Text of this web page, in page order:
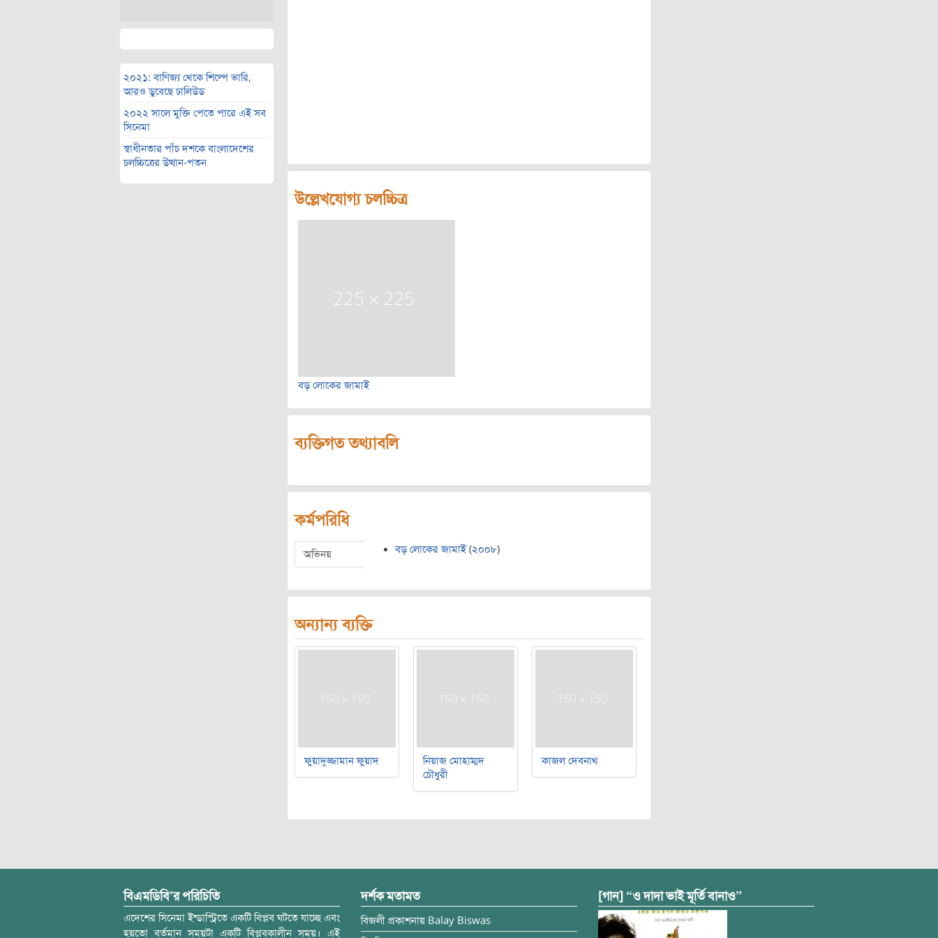
২০২১: বাণিজ্য থেকে শিল্পে ভারি,
আরও ডুবেছে ঢালিউড
২০২২ সালে মুক্তি পেতে পারে এই সব
সিনেমা
স্বাধীনতার পাঁচ দশকে বাংলাদেশের
চলচ্চিত্রের উত্থান-পতন
উল্লেখযোগ্য চলচ্চিত্র
বড় লোকের জামাই
ব্যক্তিগত তথ্যাবলি
কর্মপরিধি
অভিনয় বড় লোকের জামাই(২০০৮)
অন্যান্য ব্যক্তি
ফুয়াদুজ্জামান ফুয়াদ
নিয়াজ মোহাম্মদ
চৌধুরী
কাজল দেবনাথ
বিএমডিবি’র পরিচিতি
এদেশের সিনেমা ইন্ডাস্ট্রিতে একটি বিপ্লব ঘটতে যাচ্ছে এবং
হয়তো বর্তমান সময়টা একটি বিপ্লবকালীন সময়। এই
দর্শক মতামত
বিজলী প্রকাশনায় Balay Biswas
[গান] “ও দাদা ভাই মূর্তি বানাও”